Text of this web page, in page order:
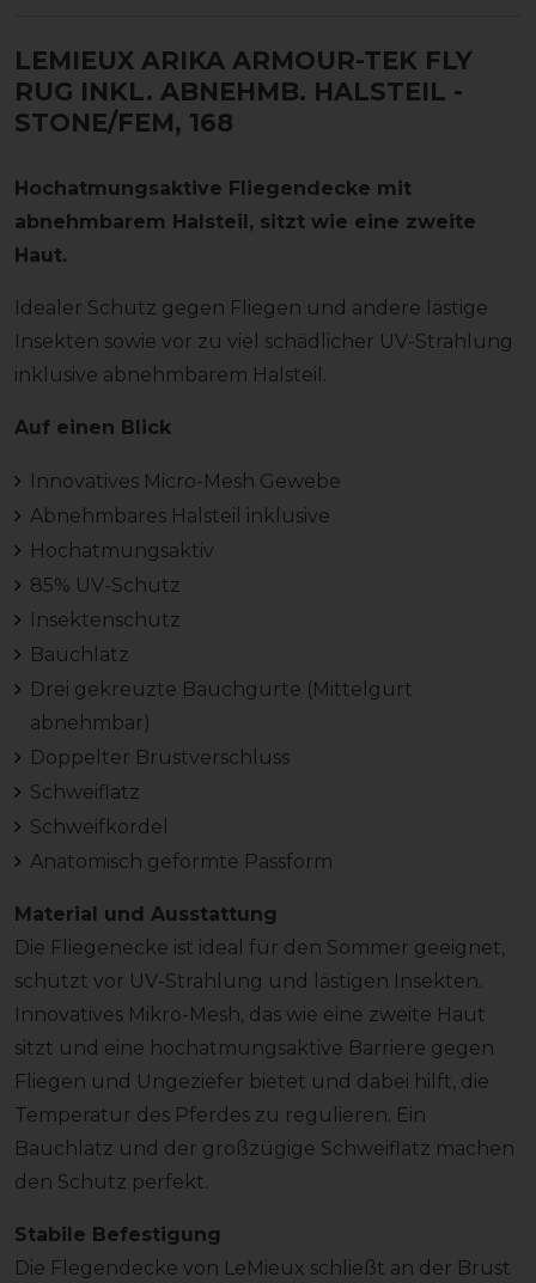
LEMIEUX ARIKA ARMOUR-TEK FLY
RUG INKL. ABNEHMB. HALSTEIL -
STONE/FEM, 168
Hochatmungsaktive Fliegendecke mit
abnehmbarem Halsteil, sitzt wie eine zweite
Haut.
Idealer Schutz gegen Fliegen und andere lästige
Insekten sowie vor zu viel schädlicher UV-Strahlung
inklusive abnehmbarem Halsteil.
Auf einen Blick
Innovatives Micro-Mesh Gewebe
Abnehmbares Halsteil inklusive
Hochatmungsaktiv
85% UV-Schutz
Insektenschutz
Bauchlatz
Drei gekreuzte Bauchgurte (Mittelgurt
abnehmbar)
Doppelter Brustverschluss
Schweiflatz
Schweifkordel
Anatomisch geformte Passform
Material und Ausstattung
Die Fliegenecke ist ideal für den Sommer geeignet,
schützt vor UV-Strahlung und lästigen Insekten.
Innovatives Mikro-Mesh, das wie eine zweite Haut
sitzt und eine hochatmungsaktive Barriere gegen
Fliegen und Ungeziefer bietet und dabei hilft, die
Temperatur des Pferdes zu regulieren. Ein
Bauchlatz und der großzügige Schweiflatz machen
den Schutz perfekt.
Stabile Befestigung
Die Flegendecke von LeMieux schließt an der Brust